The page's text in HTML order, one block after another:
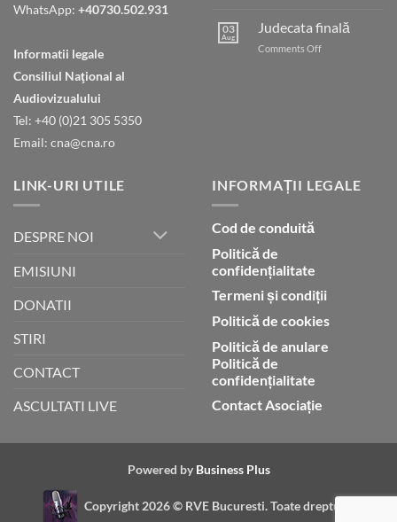
WhatsApp: +40730.502.931
Informatii legale
Consiliul Naţional al
Audiovizualului
Tel: +40 (0)21 305 5350
Email: cna@cna.ro
cu
Dumnezeu
prin
03
Aug
Judecata finală
Comments Offon
LINK-URI UTILE
DESPRE NOI
EMISIUNI
DONATII
STIRI
CONTACT
ASCULTATI LIVE
INFORMAȚII LEGALE
Cod de conduită
Politică de
confidențialitate
Termeni și condiții
Politică de cookies
Politică de anulare
Politică de
confidențialitate
Contact Asociație
Powered by Business Plus
Copyright 2026 © RVE Bucuresti. Toate drepturile